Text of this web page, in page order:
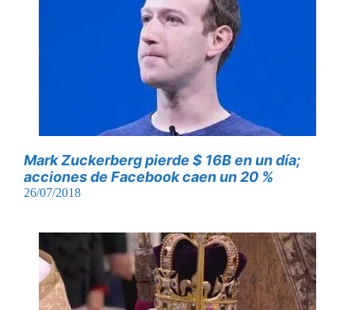
Mark Zuckerberg pierde $ 16B en un día;
acciones de Facebook caen un 20 %
26/07/2018